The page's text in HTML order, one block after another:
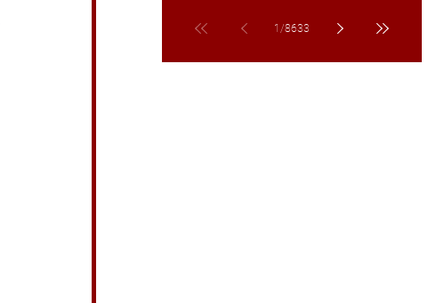
1 /8633